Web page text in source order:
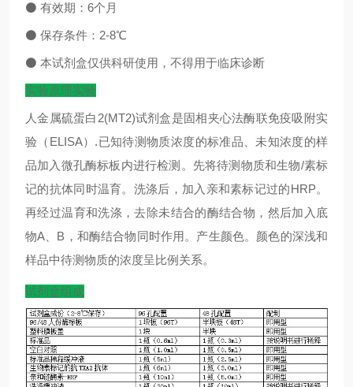
⚫ 有效期： 6个月
⚫ 保存条件： 2-8℃
⚫ 本试剂盒仅供科研使用，不得用于临床诊断
实验原理实验
人金属硫蛋白2(MT2)试剂盒是固相夹心法酶联免疫吸附实
验（ELISA）.已知待测物质浓度的标准品、未知浓度的样
品加入微孔酶标板内进行检测。先将待测物质和生物/素标
记的抗体同时温育。洗涤后，加入亲和素标记过的HRP。
再经过温育和洗涤，去除未结合的酶结合物，然后加入底
物A、B，和酶结合物同时作用。产生颜色。颜色的深浅和
样品中待测物质的浓度呈比例关系。
试剂盒组成